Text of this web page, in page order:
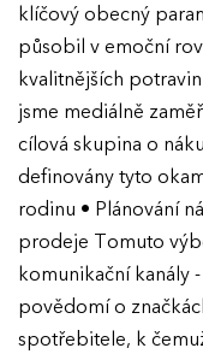
klíčový obecný
působil v emoční
kvalitnějších
jsme mediálně
cílová skupina o
definovány tyto
rodinu • Plánování
prodeje Tomuto
komunikační kanály
povědomí o
spotřebitele, k